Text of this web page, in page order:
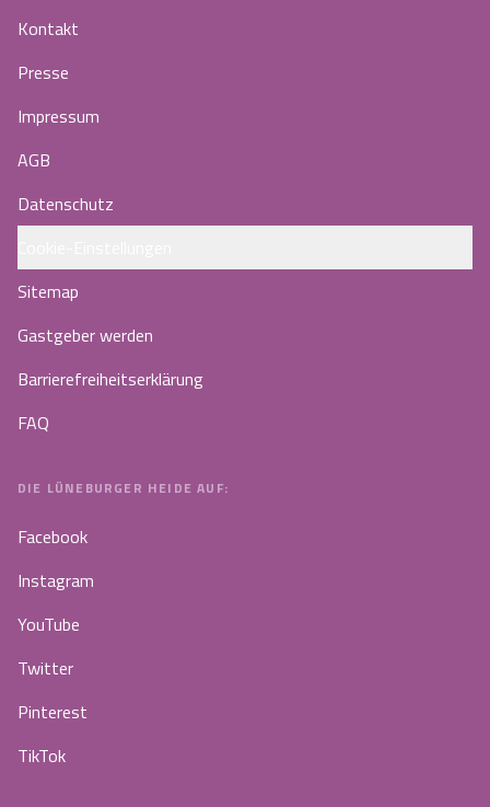
Kontakt
Presse
Impressum
AGB
Datenschutz
Sitemap
Gastgeber werden
Barrierefreiheitserklärung
FAQ
DIE LÜNEBURGER HEIDE AUF:
Facebook
Instagram
YouTube
Twitter
Pinterest
TikTok